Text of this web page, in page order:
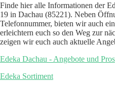
Finde hier alle Informationen der
19 in Dachau (85221). Neben
Telefonnummer, bieten wir auch
erleichtern euch so den Weg zur
zeigen wir euch auch aktuelle
Edeka Dachau - Angebote und
Edeka Sortiment